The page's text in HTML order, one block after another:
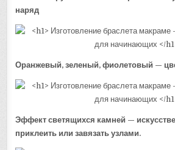
наряд
Оранжевый, зеленый, фиолетовый —
Эффект светящихся камней —
приклеить или завязать узлами.